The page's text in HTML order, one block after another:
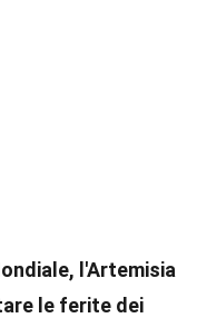
l'Artemisia
le ferite dei